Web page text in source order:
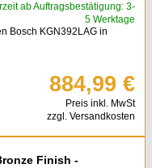
ab Auftragsbestätigung: 3-
5 Werktage
Bosch KGN392LAG in
884,99 €
Preis inkl. MwSt
zzgl. Versandkosten
Finish -